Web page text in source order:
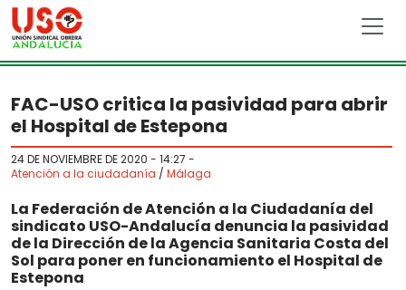
Skip to main content
FAC-USO critica la pasividad para abrir
el Hospital de Estepona
24 DE NOVIEMBRE DE 2020 - 14:27 -
Atención a la ciudadanía / Málaga
La Federación de Atención a la Ciudadanía del
sindicato USO-Andalucía denuncia la pasividad
de la Dirección de la Agencia Sanitaria Costa del
Sol para poner en funcionamiento el Hospital de
Estepona